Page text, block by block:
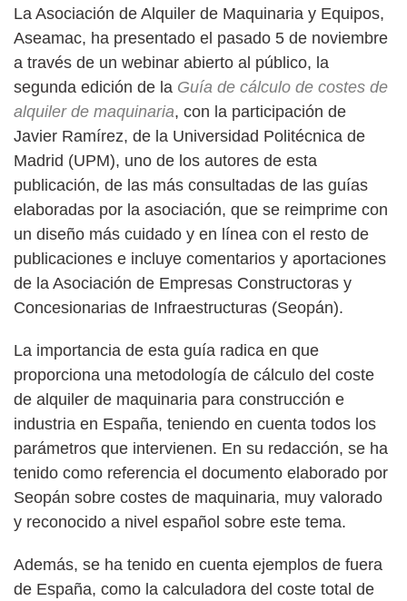
La Asociación de Alquiler de Maquinaria y Equipos,
Aseamac, ha presentado el pasado 5 de noviembre
a través de un webinar abierto al público, la
segunda edición de la Guía de cálculo de costes de
alquiler de maquinaria, con la participación de
Javier Ramírez, de la Universidad Politécnica de
Madrid (UPM), uno de los autores de esta
publicación, de las más consultadas de las guías
elaboradas por la asociación, que se reimprime con
un diseño más cuidado y en línea con el resto de
publicaciones e incluye comentarios y aportaciones
de la Asociación de Empresas Constructoras y
Concesionarias de Infraestructuras (Seopán).
La importancia de esta guía radica en que
proporciona una metodología de cálculo del coste
de alquiler de maquinaria para construcción e
industria en España, teniendo en cuenta todos los
parámetros que intervienen. En su redacción, se ha
tenido como referencia el documento elaborado por
Seopán sobre costes de maquinaria, muy valorado
y reconocido a nivel español sobre este tema.
Además, se ha tenido en cuenta ejemplos de fuera
de España, como la calculadora del coste total de